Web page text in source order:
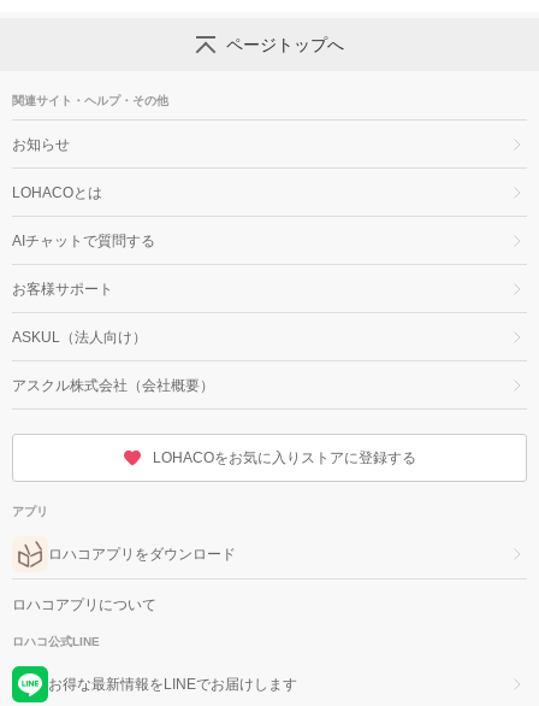
ページトップへ
関連サイト・ヘルプ・その他
お知らせ
LOHACOとは
AIチャットで質問する
お客様サポート
ASKUL（法人向け）
アスクル株式会社（会社概要）
LOHACOをお気に入りストアに登録する
アプリ
ロハコアプリをダウンロード
ロハコアプリについて
ロハコ公式LINE
お得な最新情報をLINEでお届けします